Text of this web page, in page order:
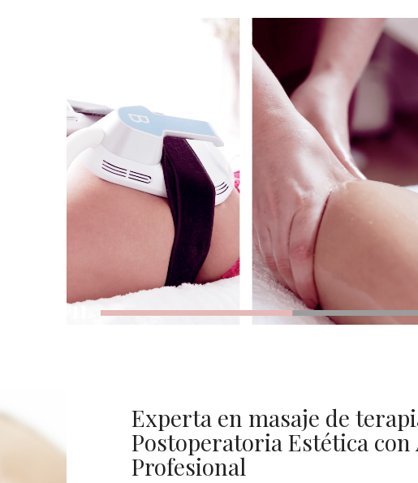
Experta en masaje de
Postoperatoria Estética
Profesional